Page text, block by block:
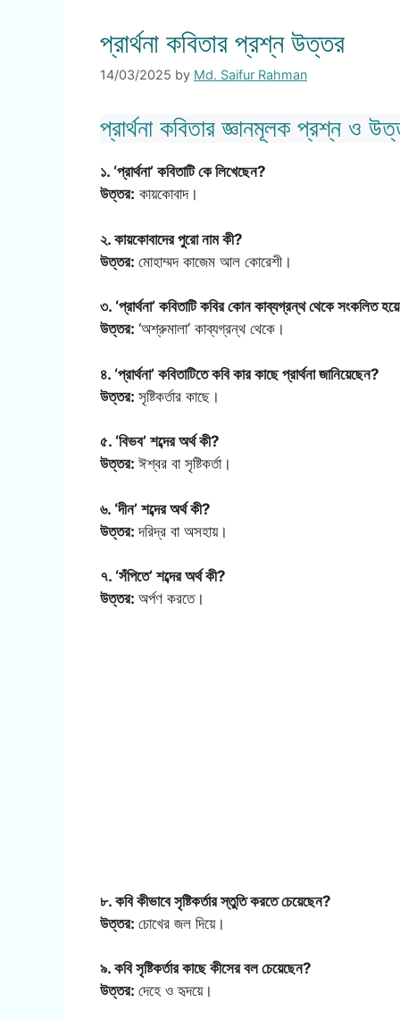
প্রার্থনা কবিতার প্রশ্ন উত্তর
14/03/2025 by Md. Saifur Rahman
প্রার্থনা কবিতার জ্ঞানমূলক প্রশ্ন ও
১. ‘প্রার্থনা’ কবিতাটি কে লিখেছেন?
উত্তর: কায়কোবাদ।
২. কায়কোবাদের পুরো নাম কী?
উত্তর: মোহাম্মদ কাজেম আল কোরেশী।
৩. ‘প্রার্থনা’ কবিতাটি কবির কোন কাব্যগ্রন্থ থেকে সংকলিত
উত্তর: ‘অশ্রুমালা’ কাব্যগ্রন্থ থেকে।
৪. ‘প্রার্থনা’ কবিতাটিতে কবি কার কাছে প্রার্থনা জানিয়েছেন?
উত্তর: সৃষ্টিকর্তার কাছে।
৫. ‘বিভব’ শব্দের অর্থ কী?
উত্তর: ঈশ্বর বা সৃষ্টিকর্তা।
৬. ‘দীন’ শব্দের অর্থ কী?
উত্তর:দরিদ্র বা অসহায়।
৭. ‘সঁপিতে’ শব্দের অর্থ কী?
উত্তর: অর্পণ করতে।
৮. কবি কীভাবে সৃষ্টিকর্তার স্তুতি করতে চেয়েছেন?
উত্তর: চোখের জল দিয়ে।
৯. কবি সৃষ্টিকর্তার কাছে কীসের বল চেয়েছেন?
উত্তর: দেহে ও হৃদয়ে।